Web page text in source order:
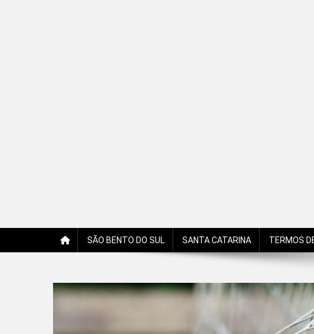
SÃO BENTO DO SUL SANTA CATARINA TERMOS